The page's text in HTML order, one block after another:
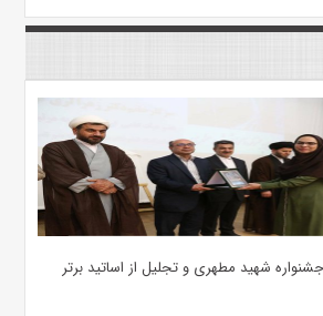
شهید مطهری و تجلیل از اساتید برتر